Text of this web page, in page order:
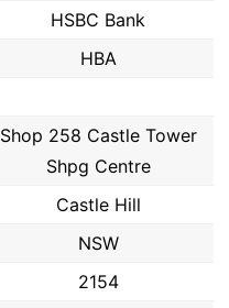
HSBC Bank
HBA
Shop 258 Castle Tower
Shpg Centre
Castle Hill
NSW
2154